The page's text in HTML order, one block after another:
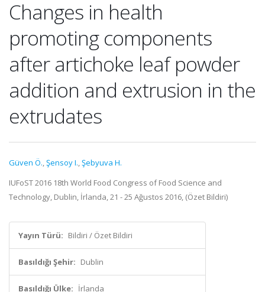
Changes in health
promoting components
after artichoke leaf powder
addition and extrusion in the
extrudates
Güven Ö.,Şensoy I.,Şebyuva H.
IUFoST 2016 18th World Food Congress of Food Science and
Technology, Dublin, İrlanda, 21 - 25 Ağustos 2016, (Özet Bildiri)
Yayın Türü: Bildiri / Özet Bildiri
Basıldığı Şehir: Dublin
Basıldığı Ülke: İrlanda